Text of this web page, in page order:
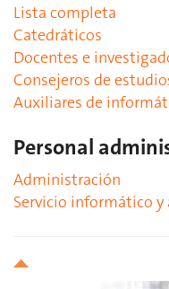
Lista completa
Catedráticos
Docentes e
Consejeros de
Auxiliares de
Personal
Administración
Servicio informático y